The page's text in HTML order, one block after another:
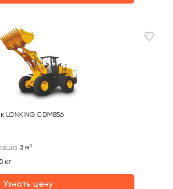
LONKING CDM856
3 м³
кг
Узнать цену